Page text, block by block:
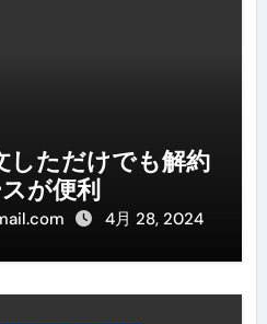
しただけでも解約
が便利
4月 28, 2024